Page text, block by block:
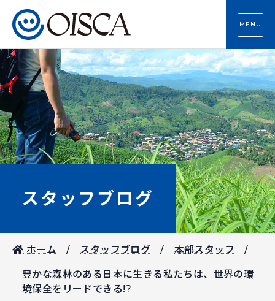
MENU
スタッフブログ
ホーム スタッフブログ 本部スタッフ
豊かな森林のある日本に生きる私たちは、世界の環
境保全をリードできる!?